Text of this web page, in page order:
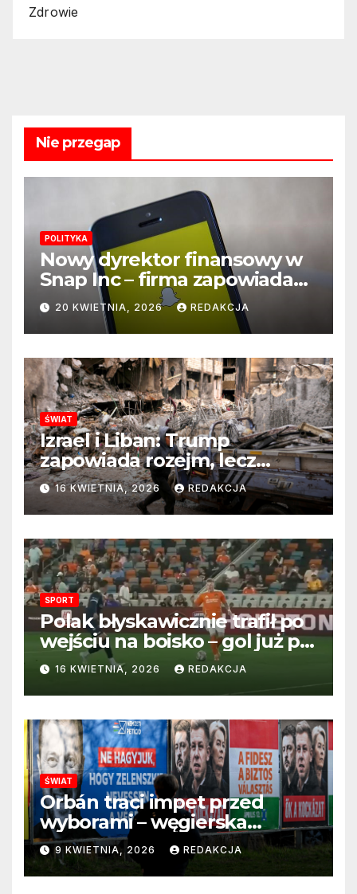
Zdrowie
Nie przegap
POLITYKA
Nowy dyrektor finansowy w
Snap Inc – firma zapowiada
zmianę na kluczowym
stanowisku
20 KWIETNIA, 2026 REDAKCJA
ŚWIAT
Izrael i Liban: Trump
zapowiada rozejm, lecz
perspektywa zakończenia
wojny wciąż odległa
16 KWIETNIA, 2026 REDAKCJA
SPORT
Polak błyskawicznie trafił po
wejściu na boisko – gol już po
22 sekundach!
16 KWIETNIA, 2026 REDAKCJA
ŚWIAT
Orbán traci impet przed
wyborami – węgierska
propaganda przestaje
przekonywać
9 KWIETNIA, 2026 REDAKCJA